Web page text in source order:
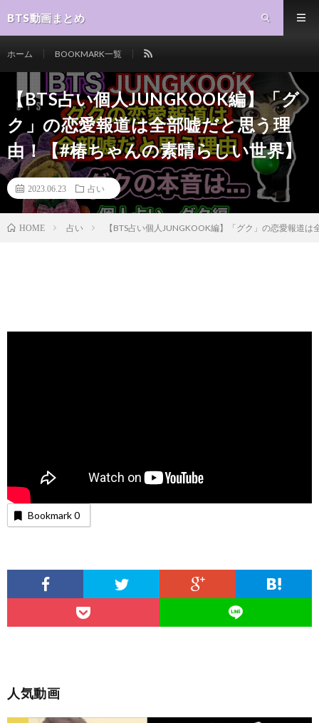
BTS動画まとめ
ホーム BOOKMARK一覧
【BTS占い個人JUNGKOOK編】「グ
ク」の恋愛報道は全部嘘だと思う理
由！【#椿ちゃんの素晴らしい世界】
2023.06.23 占い
HOME 占い 【BTS占い個人JUNGKOOK編】「グク」の恋愛報道
Bookmark0
人気動画